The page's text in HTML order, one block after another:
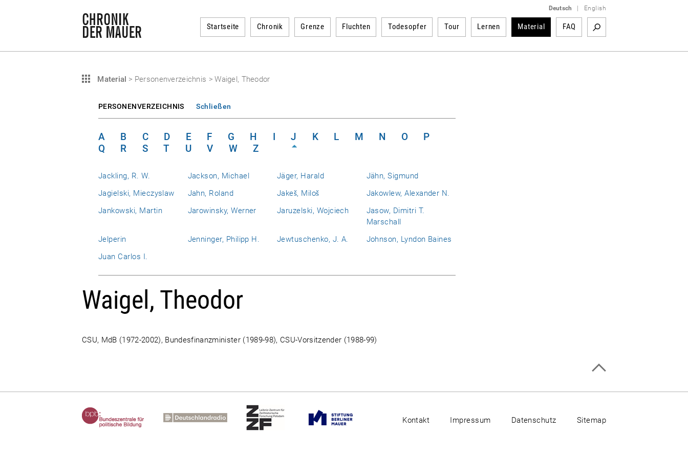
Deutsch English
Startseite Chronik Grenze Fluchten Todesopfer Tour Lernen Material FAQ
Material > Personenverzeichnis > Waigel, Theodor
PERSONENVERZEICHNIS Schließen
A B C D E F G H I J K L M N O
P
Q
R S T U V W Z
Jackling, R. W. Jackson, Michael Jäger, Harald
Jähn, Sigmund
Jagielski, Mieczyslaw
Jahn, Roland Jakeš, Miloš
Jakowlew, Alexander N.
Jankowski, Martin
Jarowinsky, Werner Jaruzelski, Wojciech
Jasow, Dimitri T.
Marschall
Jelperin
Jenninger, Philipp H. Jewtuschenko, J. A.
Johnson, Lyndon Baines
Juan Carlos I.
Waigel, Theodor
CSU, MdB (1972-2002), Bundesfinanzminister (1989-98), CSU-Vorsitzender (1988-99)
Kontakt Impressum Datenschutz Sitemap